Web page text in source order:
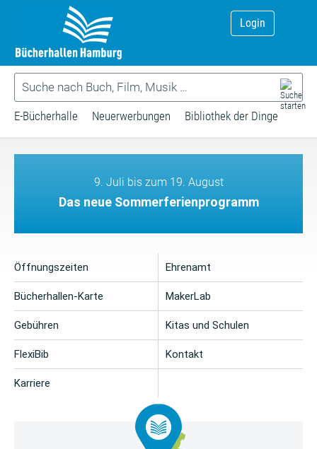
Login
E-Bücherhalle Neuerwerbungen Bibliothek der Dinge
9. Juli bis zum 19. August
Das neue Sommerferienprogramm
Öffnungszeiten
Bücherhallen-Karte
Gebühren
FlexiBib
Karriere
Ehrenamt
MakerLab
Kitas und Schulen
Kontakt